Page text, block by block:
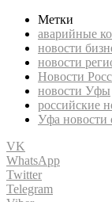
Метки
аварийные
новости
новости
Новости
новости Уфы
российские
Уфа новости
VK
WhatsApp
Twitter
Telegram